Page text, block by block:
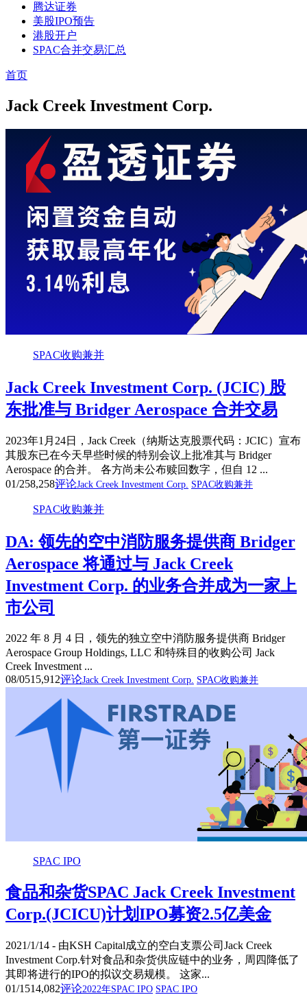
腾达证券
美股IPO预告
港股开户
SPAC合并交易汇总
首页
Jack Creek Investment Corp.
SPAC收购兼并
Jack Creek Investment Corp. (JCIC) 股
东批准与 Bridger Aerospace 合并交易
2023年1月24日，Jack Creek（纳斯达克股票代码：JCIC）宣布
其股东已在今天早些时候的特别会议上批准其与 Bridger
Aerospace 的合并。 各方尚未公布赎回数字，但自 12 ...
01/258,258评论Jack Creek Investment Corp. SPAC收购兼并
SPAC收购兼并
DA: 领先的空中消防服务提供商 Bridger
Aerospace 将通过与 Jack Creek
Investment Corp. 的业务合并成为一家上
市公司
2022 年 8 月 4 日，领先的独立空中消防服务提供商 Bridger
Aerospace Group Holdings, LLC 和特殊目的收购公司 Jack
Creek Investment ...
08/0515,912评论Jack Creek Investment Corp. SPAC收购兼并
SPAC IPO
食品和杂货SPAC Jack Creek Investment
Corp.(JCICU)计划IPO募资2.5亿美金
2021/1/14 - 由KSH Capital成立的空白支票公司Jack Creek
Investment Corp.针对食品和杂货供应链中的业务，周四降低了
其即将进行的IPO的拟议交易规模。 这家...
01/1514,082评论2022年SPAC IPO SPAC IPO